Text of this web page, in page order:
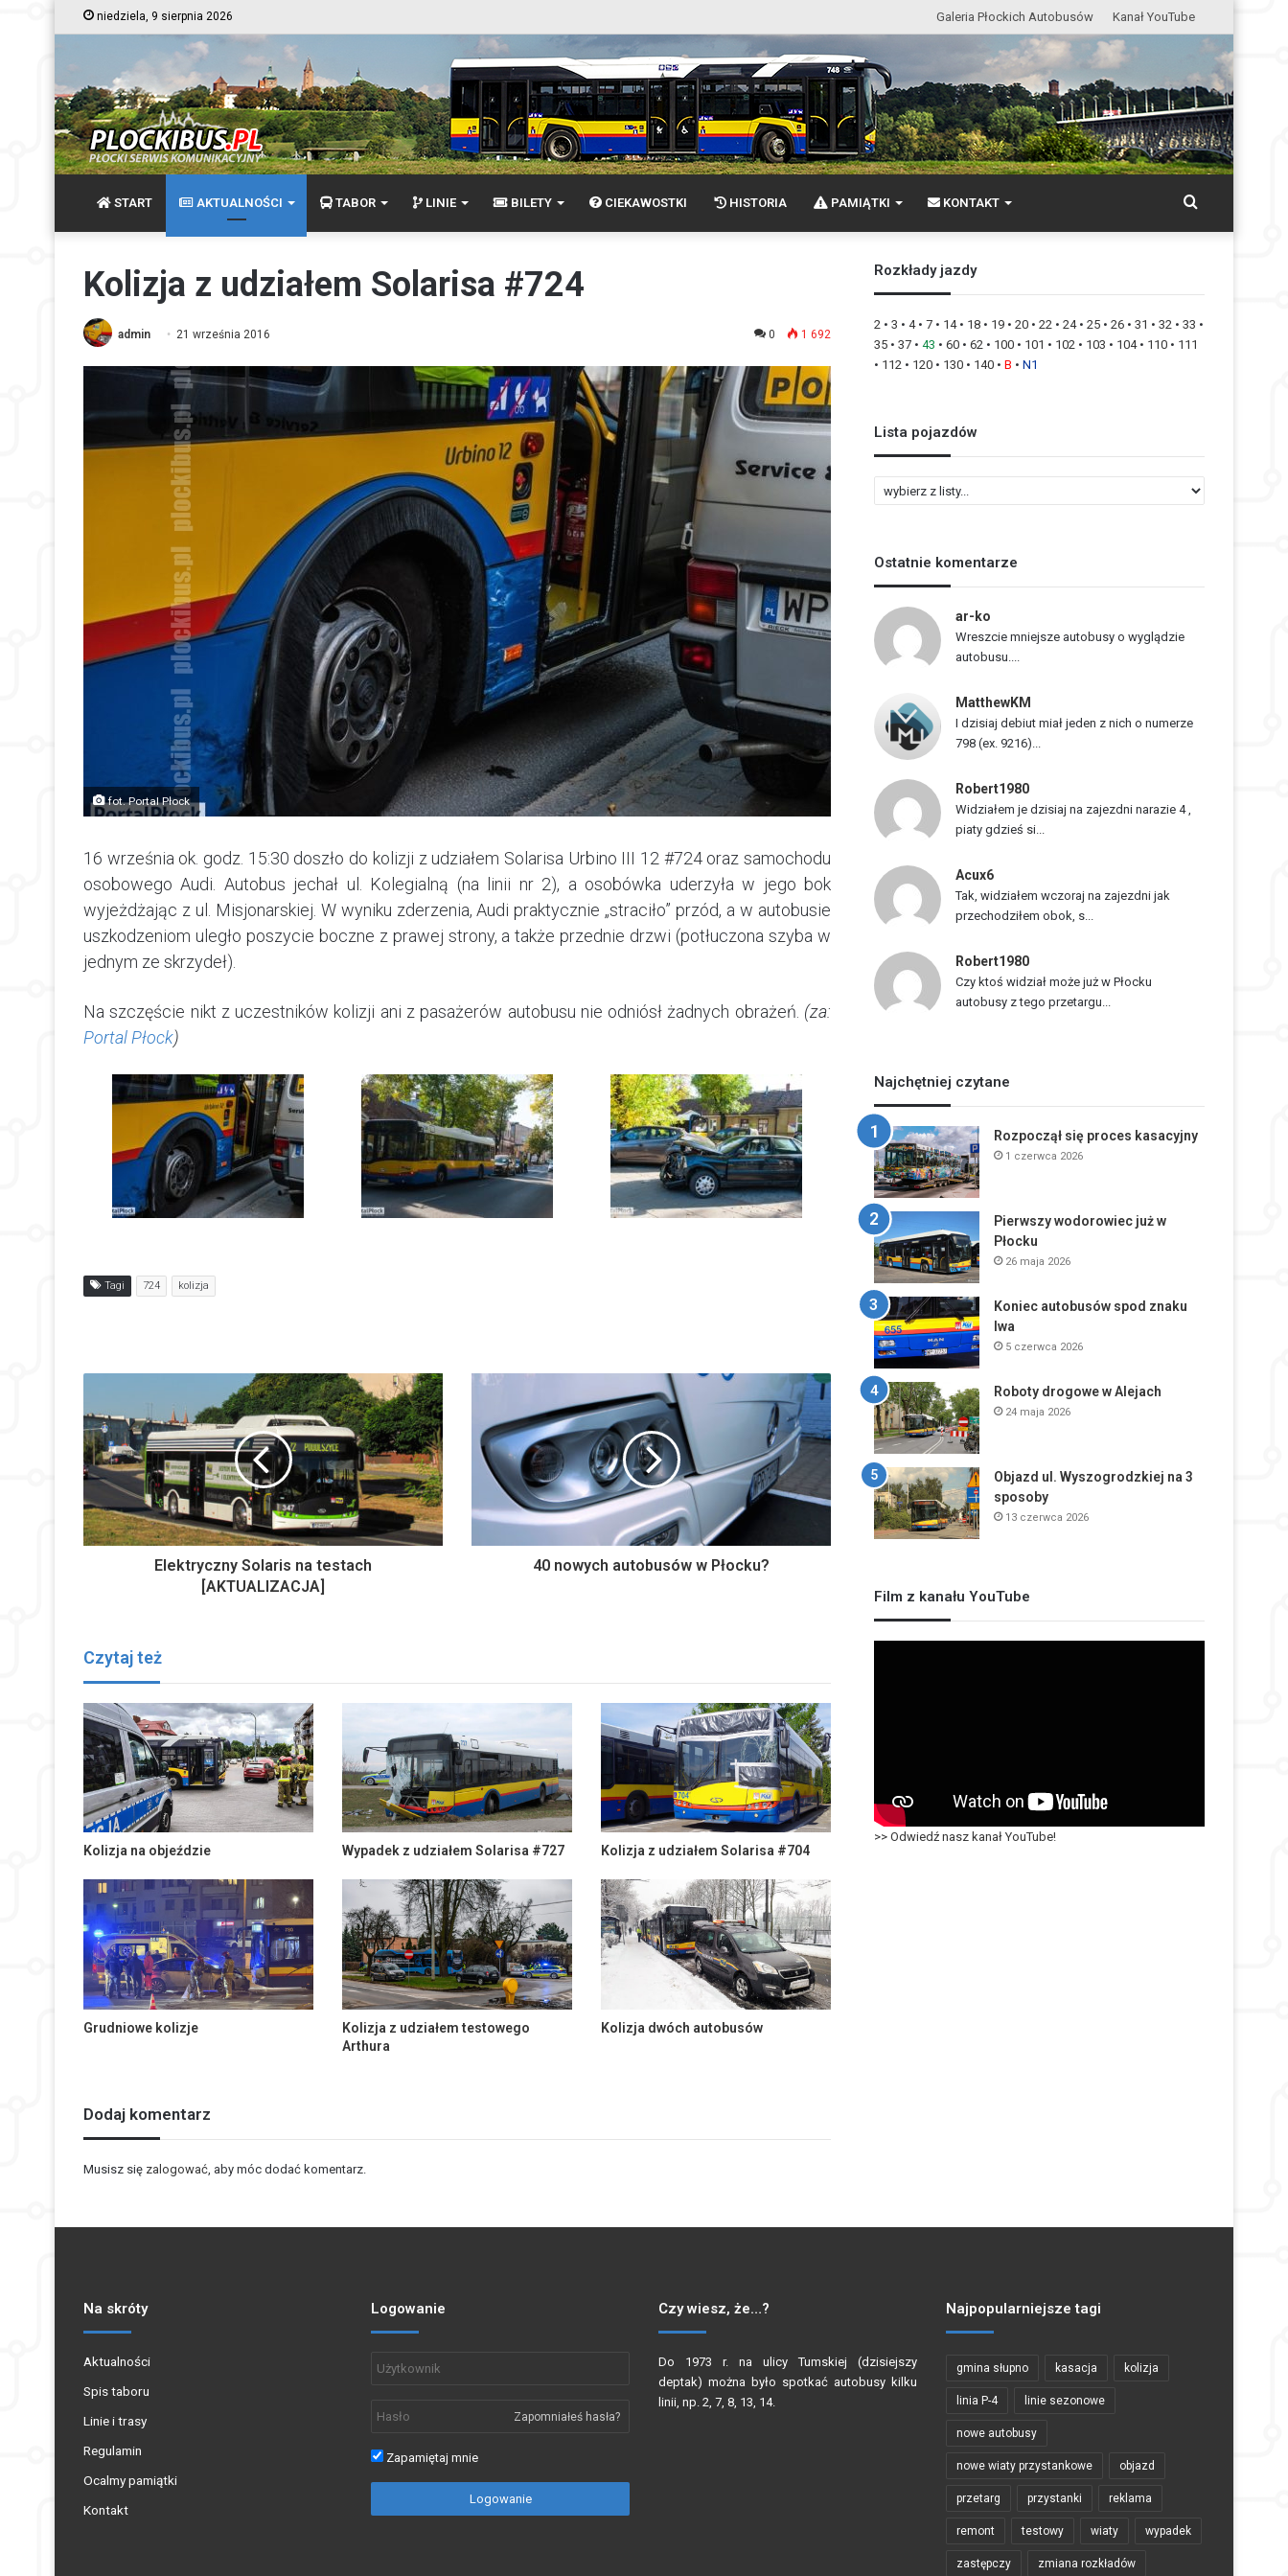
niedziela, 9 sierpnia 2026 Galeria Płockich Autobusów Kanał YouTube
START AKTUALNOŚCI TABOR LINIE BILETY CIEKAWOSTKI HISTORIA PAMIĄTKI KONTAKT Wyszukaj
Kolizja z udziałem Solarisa #724
admin 21 września 2016 0 1 692
fot. Portal Płock
16 września ok. godz. 15:30 doszło do kolizji z udziałem Solarisa Urbino III 12 #724 oraz samochodu
osobowego Audi. Autobus jechał ul. Kolegialną (na linii nr 2), a osobówka uderzyła w jego bok
wyjeżdżając z ul. Misjonarskiej. W wyniku zderzenia, Audi praktycznie „straciło” przód, a w autobusie
uszkodzeniom uległo poszycie boczne z prawej strony, a także przednie drzwi (potłuczona szyba w
jednym ze skrzydeł).
Na szczęście nikt z uczestników kolizji ani z pasażerów autobusu nie odniósł żadnych obrażeń. (za:
Portal Płock)
Tagi 724 kolizja
Elektryczny Solaris na testach
[AKTUALIZACJA]
40 nowych autobusów w Płocku?
Czytaj też
Kolizja na objeździe Wypadek z udziałem Solarisa #727 Kolizja z udziałem Solarisa #704
Grudniowe kolizje
Kolizja z udziałem testowego
Arthura
Kolizja dwóch autobusów
Dodaj komentarz
Musisz się zalogować , aby móc dodać komentarz.
Rozkłady jazdy
2 •3 •4•7 • 14• 18 • 19 •20 •22 •24•25 •26 •31 •32 •33 •
35 •37 •43 •60 •62 • 100 • 101 • 102 • 103 • 104• 110 • 111
• 112 • 120 • 130 • 140 •B •N1
Lista pojazdów
i
a
p
j
a
Ostatnie komentarze
ar-ko
Wreszcie mniejsze autobusy o wyglądzie
autobusu....
MatthewKM
I dzisiaj debiut miał jeden z nich o numerze
798 (ex. 9216)...
Robert1980
Widziałem je dzisiaj na zajezdni narazie 4 ,
piaty gdzieś si...
Acux6
Tak, widziałem wczoraj na zajezdni jak
przechodziłem obok, s...
Robert1980
Czy ktoś widział może już w Płocku
autobusy z tego przetargu...
Najchętniej czytane
Rozpoczął się proces kasacyjny
1 czerwca 2026
Pierwszy wodorowiec już w
Płocku
26 maja 2026
Koniec autobusów spod znaku
lwa
5 czerwca 2026
Roboty drogowe w Alejach
24 maja 2026
Objazd ul. Wyszogrodzkiej na 3
sposoby
13 czerwca 2026
Film z kanału YouTube
>> Odwiedź nasz kanał YouTube!
Na skróty
Aktualności
Spis taboru
Linie i trasy
Regulamin
Ocalmy pamiątki
Kontakt
Logowanie
Zapomniałeś hasła?
Zapamiętaj mnie
Logowanie
Czy wiesz, że…?
Do 1973 r. na ulicy Tumskiej (dzisiejszy
deptak) można było spotkać autobusy kilku
linii, np. 2, 7, 8, 13, 14.
Najpopularniejsze tagi
gmina słupno kasacja kolizja
linia P-4 linie sezonowe
nowe autobusy
nowe wiaty przystankowe objazd
przetarg przystanki reklama
remont testowy wiaty wypadek
zastępczy zmiana rozkładów